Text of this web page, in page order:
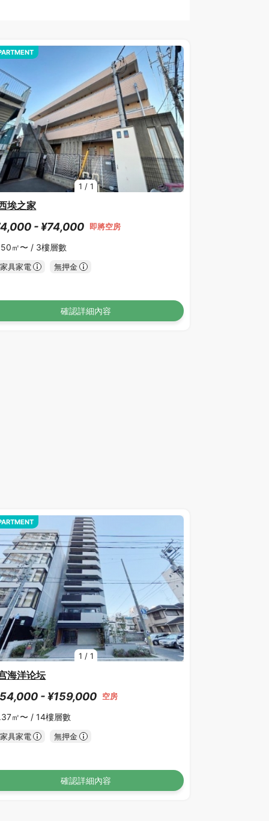
1 / 1
埃之家
- ¥74,000 即將空房
㎡〜 / 3樓層數
具家電 無押金
確認詳細內容
1 / 1
海洋论坛
- ¥159,000 空房
㎡〜 /14樓層數
具家電 無押金
確認詳細內容